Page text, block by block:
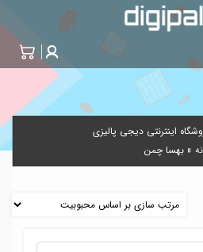
اینترنتی دیجی پالیزی
»بهسا چمن